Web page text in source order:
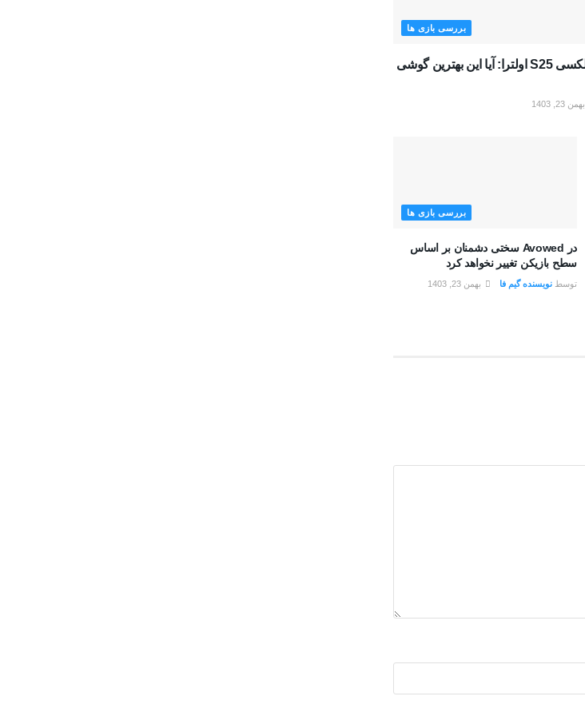
بررسی بازی ها
تکفارس؛ بررسی گلکسی S25 اولترا: آیا این بهترین گوشی
بهمن 23, 1403
بررسی بازی ها
در Avowed سختی دشمنان بر اساس
سطح بازیکن تغییر نخواهد کرد
توسط نویسنده گیم فا بهمن 23, 1403